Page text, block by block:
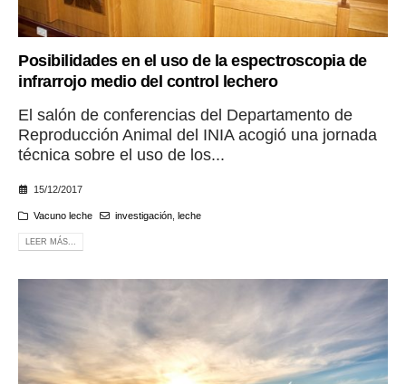
Posibilidades en el uso de la espectroscopia de
infrarrojo medio del control lechero
El salón de conferencias del Departamento de
Reproducción Animal del INIA acogió una jornada
técnica sobre el uso de los...
15/12/2017
Vacuno leche investigación, leche
LEER MÁS...